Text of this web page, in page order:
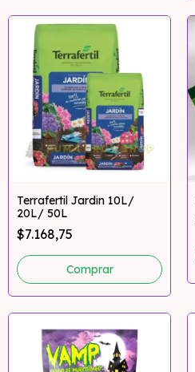
Terrafertil Jardin 10L/
20L/ 50L
$7.168,75
Comprar